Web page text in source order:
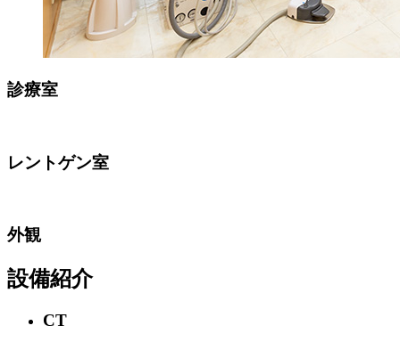
診療室
レントゲン室
外観
設備紹介
CT